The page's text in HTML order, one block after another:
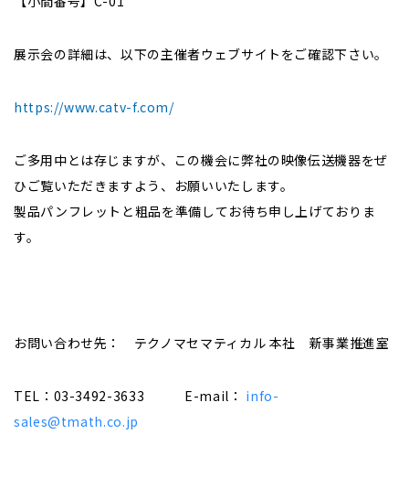
展示会の詳細は、以下の主催者ウェブサイトをご確認下さい。
https://www.catv-f.com/
ご多用中とは存じますが、この機会に弊社の映像伝送機器をぜ
ひご覧いただきますよう、お願いいたします。
製品パンフレットと粗品を準備してお待ち申し上げておりま
す。
お問い合わせ先： テクノマセマティカル 本社 新事業推進室
TEL：03-3492-3633 E-mail： info-
sales@tmath.co.jp